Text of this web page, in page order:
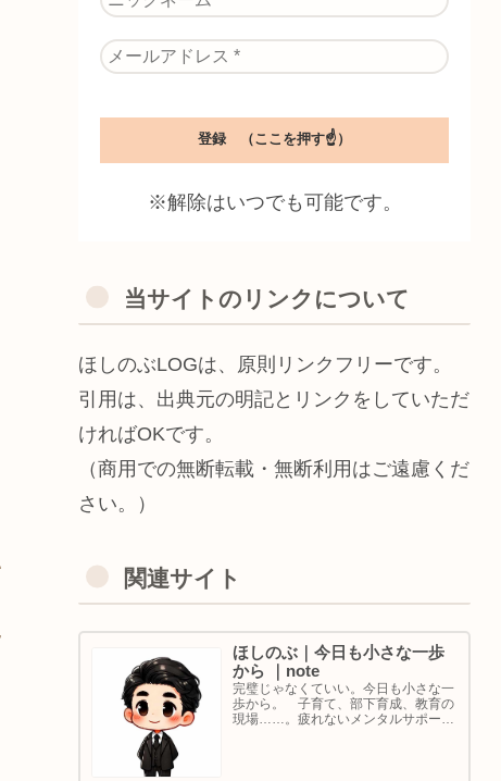
※解除はいつでも可能です。
当サイトのリンクについて
ほしのぶLOGは、原則リンクフリーです。
引用は、出典元の明記とリンクをしていただ
ければOKです。
（商用での無断転載・無断利用はご遠慮くだ
さい。）
関連サイト
ほしのぶ｜今日も小さな一歩
から ｜note
完璧じゃなくていい。今日も小さな一
歩から。 子育て、部下育成、教育の
現場……。疲れないメンタルサポート